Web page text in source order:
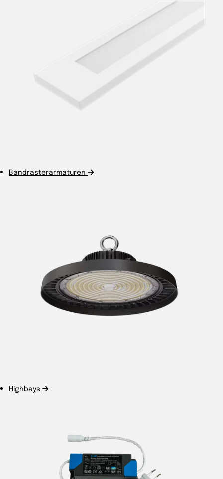
Bandrasterarmaturen
Highbays